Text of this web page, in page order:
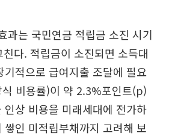
과는 국민연금 적립금 소진 시기
다. 적립금이 소진되면 소득대
적으로 급여지출 조달에 필요
비용률)이 약 2.3%포인트(p)
인상 비용을 미래세대에 전가하
인 미적립부채까지 고려해 보